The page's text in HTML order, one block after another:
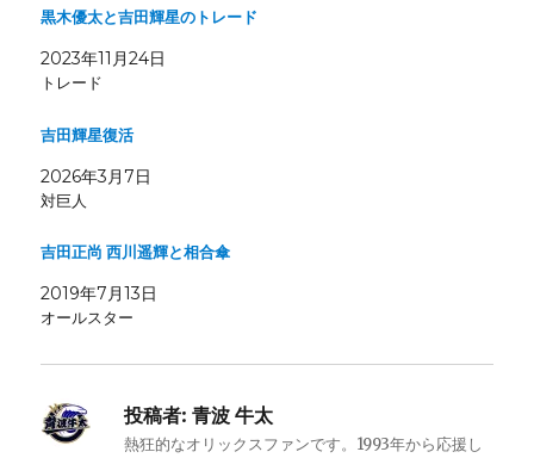
黒木優太と吉田輝星のトレード
2023年11月24日
トレード
吉田輝星復活
2026年3月7日
対巨人
吉田正尚 西川遥輝と相合傘
2019年7月13日
オールスター
投稿者: 青波 牛太
熱狂的なオリックスファンです。1993年から応援し